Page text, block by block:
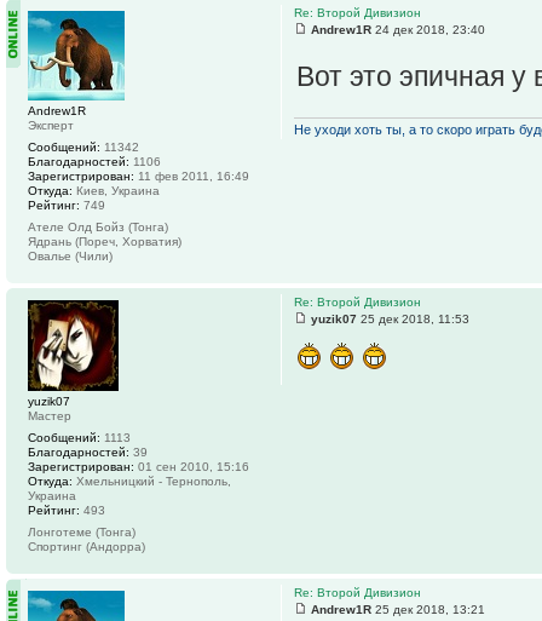
Re: Второй Дивизион
Andrew1R 24 дек 2018, 23:40
Вот это эпичная
Не уходи хоть ты, а то скоро играть
Andrew1R
Эксперт
Сообщений: 11342
Благодарностей: 1106
Зарегистрирован: 11 фев 2011, 16:49
Откуда: Киев, Украина
Рейтинг: 749
Ателе Олд Бойз (Тонга)
Ядрань (Пореч, Хорватия)
Овалье (Чили)
Re: Второй Дивизион
yuzik07 25 дек 2018, 11:53
yuzik07
Мастер
Сообщений: 1113
Благодарностей: 39
Зарегистрирован: 01 сен 2010, 15:16
Откуда: Хмельницкий - Тернополь,
Украина
Рейтинг: 493
Лонготеме (Тонга)
Спортинг (Андорра)
Re: Второй Дивизион
Andrew1R 25 дек 2018, 13:21